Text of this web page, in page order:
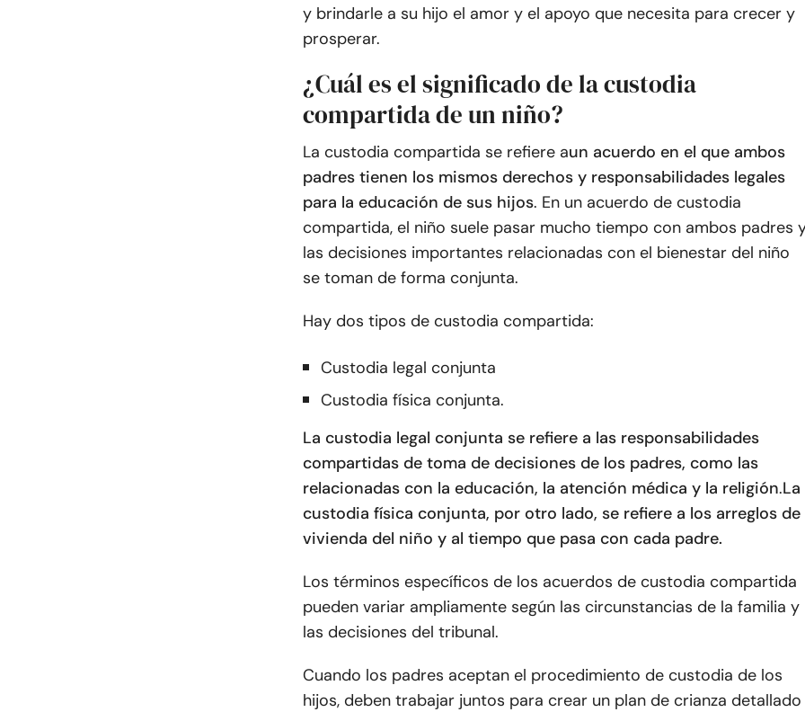
y brindarle a su hijo el amor y el apoyo que necesita para crecer y
prosperar.
¿Cuál es el significado de la custodia
compartida de un niño?
La custodia compartida se refiere aun acuerdo en el que ambos
padres tienen los mismos derechos y responsabilidades legales
para la educación de sus hijos. En un acuerdo de custodia
compartida, el niño suele pasar mucho tiempo con ambos padres
las decisiones importantes relacionadas con el bienestar del niño
se toman de forma conjunta.
Hay dos tipos de custodia compartida:
Custodia legal conjunta
Custodia física conjunta.
La custodia legal conjunta se refiere a las responsabilidades
compartidas de toma de decisiones de los padres, como las
relacionadas con la educación, la atención médica y la religión.La
custodia física conjunta, por otro lado, se refiere a los arreglos de
vivienda del niño y al tiempo que pasa con cada padre.
Los términos específicos de los acuerdos de custodia compartida
pueden variar ampliamente según las circunstancias de la familia y
las decisiones del tribunal.
Cuando los padres aceptan el procedimiento de custodia de los
hijos, deben trabajar juntos para crear un plan de crianza detallado